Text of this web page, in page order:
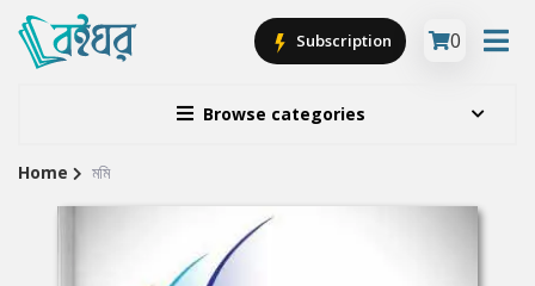
Browse categories
Subscription 0
Site
Home মমি